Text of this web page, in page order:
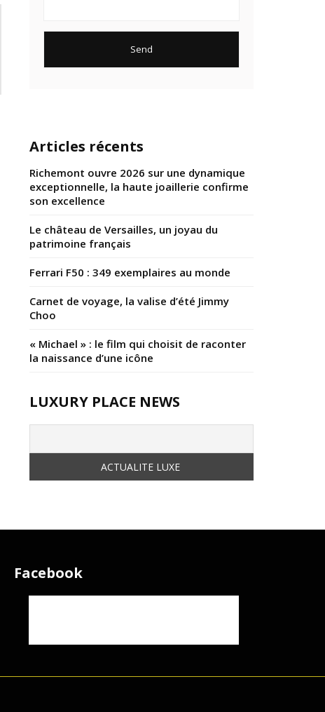
Articles récents
Richemont ouvre 2026 sur une dynamique
exceptionnelle, la haute joaillerie confirme
son excellence
Le château de Versailles, un joyau du
patrimoine français
Ferrari F50 : 349 exemplaires au monde
Carnet de voyage, la valise d’été Jimmy
Choo
« Michael » : le film qui choisit de raconter
la naissance d’une icône
LUXURY PLACE NEWS
Facebook